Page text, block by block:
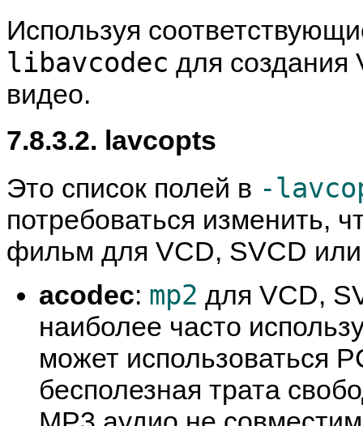
Используя
libavcodec для создания
видео.
7.8.3.2. lavcopts
Это список полей в -
потребоваться изменить,
фильм для VCD, SVCD
acodec: mp2 для VCD,
наиболее часто
может использоваться
бесполезная трата